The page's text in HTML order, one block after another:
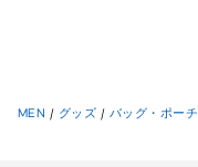
MEN / グッズ / バッグ・ポーチ